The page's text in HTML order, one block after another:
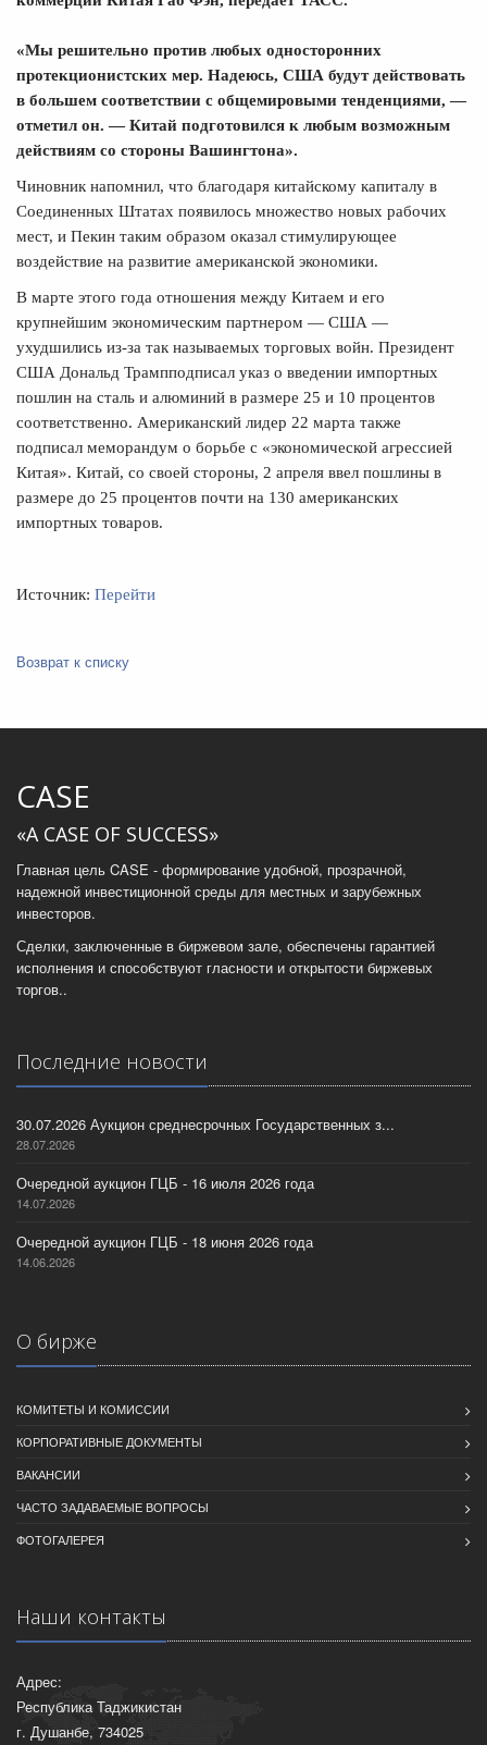
«Мы решительно против любых односторонних
протекционистских мер. Надеюсь, США будут действовать
в большем соответствии с общемировыми тенденциями, —
отметил он. — Китай подготовился к любым возможным
действиям со стороны Вашингтона».
Чиновник напомнил, что благодаря китайскому капиталу в
Соединенных Штатах появилось множество новых рабочих
мест, и Пекин таким образом оказал стимулирующее
воздействие на развитие американской экономики.
В марте этого года отношения между Китаем и его
крупнейшим экономическим партнером — США —
ухудшились из-за так называемых торговых войн. Президент
США Дональд Трампподписал указ о введении импортных
пошлин на сталь и алюминий в размере 25 и 10 процентов
соответственно. Американский лидер 22 марта также
подписал меморандум о борьбе с «экономической агрессией
Китая». Китай, со своей стороны, 2 апреля ввел пошлины в
размере до 25 процентов почти на 130 американских
импортных товаров.
Источник: Перейти
Возврат к списку
CASE
«A CASE OF SUCCESS»
Главная цель CASE - формирование удобной, прозрачной,
надежной инвестиционной среды для местных и зарубежных
инвесторов.
Сделки, заключенные в биржевом зале, обеспечены гарантией
исполнения и способствуют гласности и открытости биржевых
торгов..
Последние новости
30.07.2026 Аукцион среднесрочных Государственных з...
28.07.2026
Очередной аукцион ГЦБ - 16 июля 2026 года
14.07.2026
Очередной аукцион ГЦБ - 18 июня 2026 года
14.06.2026
О бирже
КОМИТЕТЫ И КОМИССИИ
КОРПОРАТИВНЫЕ ДОКУМЕНТЫ
ВАКАНСИИ
ЧАСТО ЗАДАВАЕМЫЕ ВОПРОСЫ
ФОТОГАЛЕРЕЯ
Наши контакты
Адрес:
Республика Таджикистан
г. Душанбе, 734025